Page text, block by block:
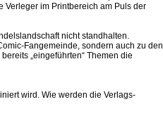
im Printbereich am Puls der
nicht standhalten.
Fangemeinde, sondern auch zu den
„eingeführten“ Themen die
wird. Wie werden die Verlags-